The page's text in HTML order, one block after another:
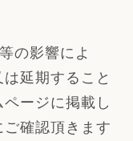
の影響によ
延期すること
ージに掲載し
確認頂きます